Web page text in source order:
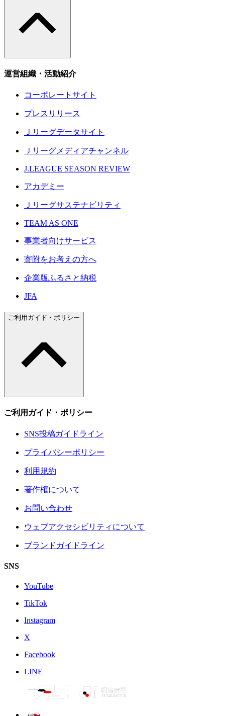
運営組織・活動紹介
コーポレートサイト
プレスリリース
Ｊリーグデータサイト
Ｊリーグメディアチャンネル
J.LEAGUE SEASON REVIEW
アカデミー
Ｊリーグサステナビリティ
TEAM AS ONE
事業者向けサービス
寄附をお考えの方へ
企業版ふるさと納税
JFA
ご利用ガイド・ポリシー
ご利用ガイド・ポリシー
SNS投稿ガイドライン
プライバシーポリシー
利用規約
著作権について
お問い合わせ
ウェブアクセシビリティについて
ブランドガイドライン
SNS
YouTube
TikTok
Instagram
X
Facebook
LINE